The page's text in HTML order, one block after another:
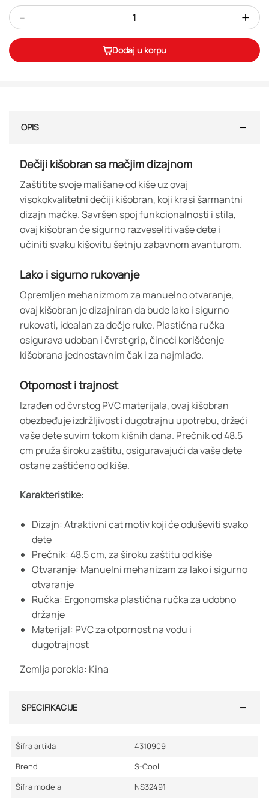
- +
Dodaj u korpu
OPIS
Dečiji kišobran sa mačjim dizajnom
Zaštitite svoje mališane od kiše uz ovaj
visokokvalitetni dečiji kišobran, koji krasi šarmantni
dizajn mačke. Savršen spoj funkcionalnosti i stila,
ovaj kišobran će sigurno razveseliti vaše dete i
učiniti svaku kišovitu šetnju zabavnom avanturom.
Lako i sigurno rukovanje
Opremljen mehanizmom za manuelno otvaranje,
ovaj kišobran je dizajniran da bude lako i sigurno
rukovati, idealan za dečje ruke. Plastična ručka
osigurava udoban i čvrst grip, čineći korišćenje
kišobrana jednostavnim čak i za najmlađe.
Otpornost i trajnost
Izrađen od čvrstog PVC materijala, ovaj kišobran
obezbeđuje izdržljivost i dugotrajnu upotrebu, držeći
vaše dete suvim tokom kišnih dana. Prečnik od 48.5
cm pruža široku zaštitu, osiguravajući da vaše dete
ostane zaštićeno od kiše.
Karakteristike:
Dizajn: Atraktivni cat motiv koji će oduševiti svako
dete
Prečnik: 48.5 cm, za široku zaštitu od kiše
Otvaranje: Manuelni mehanizam za lako i sigurno
otvaranje
Ručka: Ergonomska plastična ručka za udobno
držanje
Materijal: PVC za otpornost na vodu i
dugotrajnost
Zemlja porekla: Kina
SPECIFIKACIJE
Šifra artikla
4310909
Brend
S-Cool
Šifra modela
NS32491